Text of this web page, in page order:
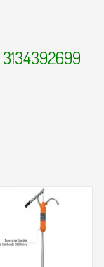
3134392699